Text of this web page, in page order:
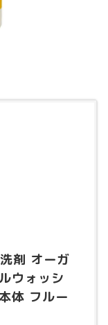
剤 オーガ
ウォッシ
体 フルー